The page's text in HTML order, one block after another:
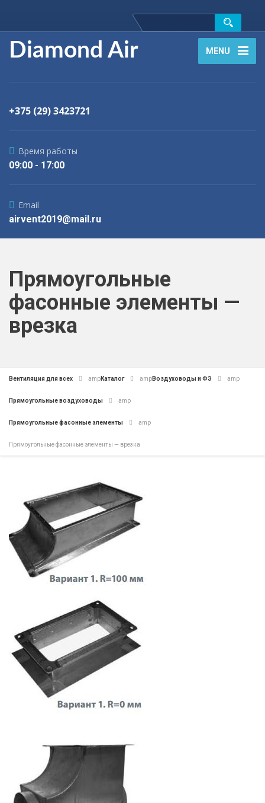
Diamond Air MENU
+375 (29) 3423721
Время работы
09:00 - 17:00
Email
airvent2019@mail.ru
Прямоугольные
фасонные элементы —
врезка
Вентиляция для всех ampКаталог ampВоздуховоды и ФЭ amp
Прямоугольные воздуховоды amp
Прямоугольные фасонные элементы amp
Прямоугольные фасонные элементы — врезка